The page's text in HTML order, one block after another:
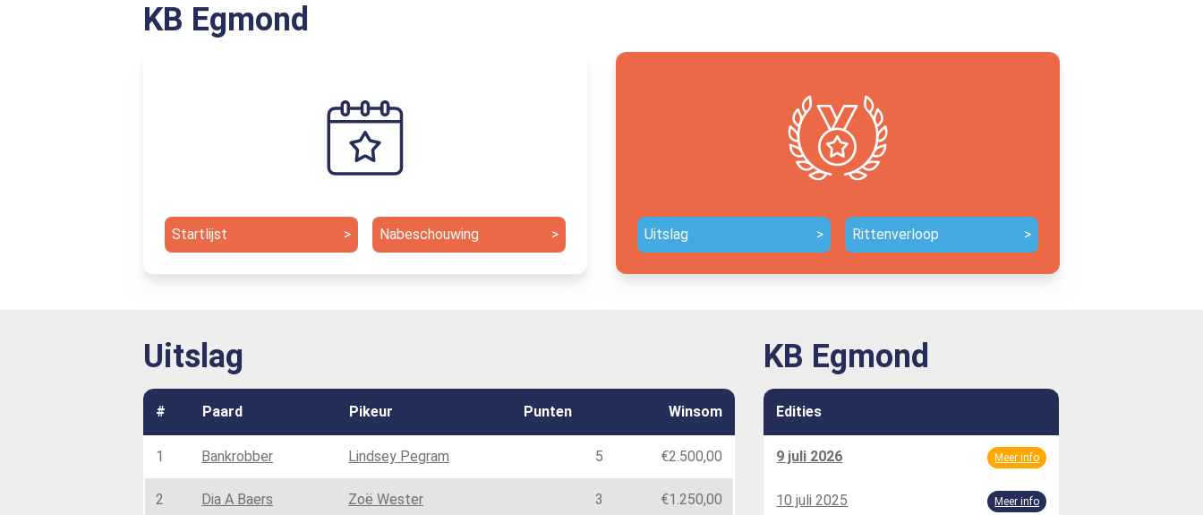
KB Egmond
Startlijst > Nabeschouwing > Uitslag > Rittenverloop >
Uitslag
# Paard Pikeur Punten Winsom
1 Bankrobber Lindsey Pegram 5 €2.500,00
2 Dia A Baers Zoë Wester 3 €1.250,00
KB Egmond
Edities
9 juli 2026 Meer info
10 juli 2025 Meer info